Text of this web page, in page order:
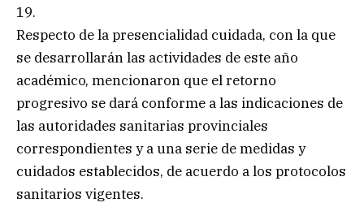
19.
Respecto de la presencialidad cuidada, con la que
se desarrollarán las actividades de este año
académico, mencionaron que el retorno
progresivo se dará conforme a las indicaciones de
las autoridades sanitarias provinciales
correspondientes y a una serie de medidas y
cuidados establecidos, de acuerdo a los protocolos
sanitarios vigentes.